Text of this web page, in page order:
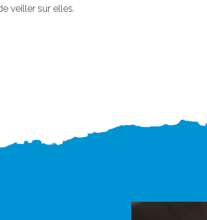
veiller sur elles.